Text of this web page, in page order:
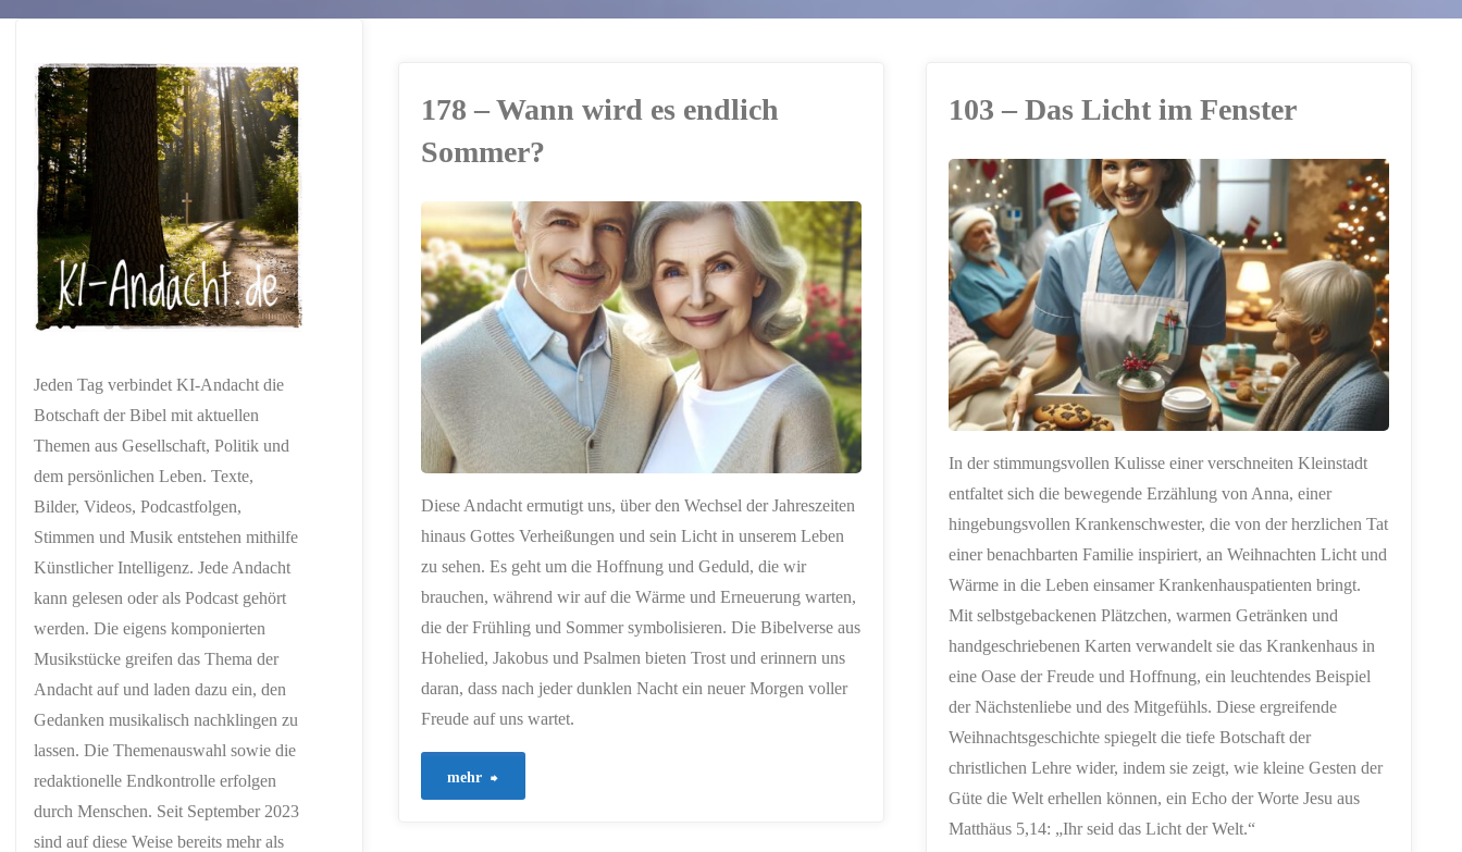
178 – Wann wird es endlich
Sommer?
Diese Andacht ermutigt uns, über den Wechsel der Jahreszeiten
hinaus Gottes Verheißungen und sein Licht in unserem Leben
zu sehen. Es geht um die Hoffnung und Geduld, die wir
brauchen, während wir auf die Wärme und Erneuerung warten,
die der Frühling und Sommer symbolisieren. Die Bibelverse aus
Hohelied, Jakobus und Psalmen bieten Trost und erinnern uns
daran, dass nach jeder dunklen Nacht ein neuer Morgen voller
Freude auf uns wartet.
mehr "178
103 – Das Licht im Fenster
ERSTELLT MIT
CHATGPT
In der stimmungsvollen Kulisse einer verschneiten Kleinstadt
entfaltet sich die bewegende Erzählung von Anna, einer
hingebungsvollen Krankenschwester, die von der herzlichen Tat
einer benachbarten Familie inspiriert, an Weihnachten Licht und
Wärme in die Leben einsamer Krankenhauspatienten bringt.
Mit selbstgebackenen Plätzchen, warmen Getränken und
handgeschriebenen Karten verwandelt sie das Krankenhaus in
eine Oase der Freude und Hoffnung, ein leuchtendes Beispiel
der Nächstenliebe und des Mitgefühls. Diese ergreifende
Weihnachtsgeschichte spiegelt die tiefe Botschaft der
christlichen Lehre wider, indem sie zeigt, wie kleine Gesten der
Güte die Welt erhellen können, ein Echo der Worte Jesu aus
Matthäus 5,14: „Ihr seid das Licht der Welt.“
Jeden Tag verbindet KI-Andacht die
Botschaft der Bibel mit aktuellen
Themen aus Gesellschaft, Politik und
dem persönlichen Leben. Texte,
Bilder, Videos, Podcastfolgen,
Stimmen und Musik entstehen mithilfe
Künstlicher Intelligenz. Jede Andacht
kann gelesen oder als Podcast gehört
werden. Die eigens komponierten
Musikstücke greifen das Thema der
Andacht auf und laden dazu ein, den
Gedanken musikalisch nachklingen zu
lassen. Die Themenauswahl sowie die
redaktionelle Endkontrolle erfolgen
durch Menschen. Seit September 2023
sind auf diese Weise bereits mehr als